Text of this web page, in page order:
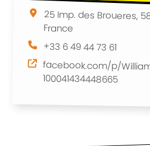
25 Imp. des Broueres,
France
+33 6 49 44 73 61
facebook.com/p/
100041434448665